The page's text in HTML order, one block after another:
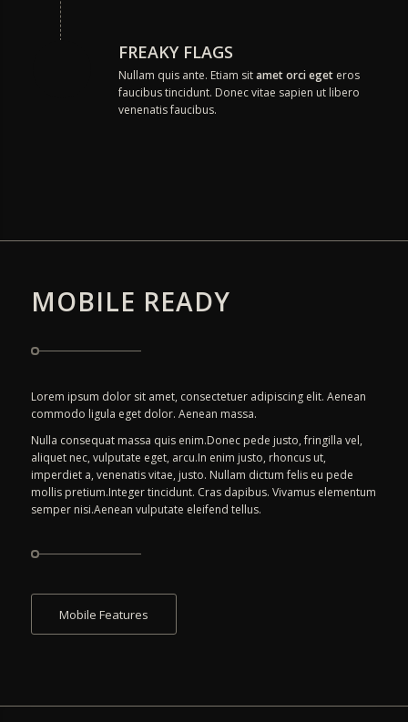
FREAKY FLAGS
Nullam quis ante. Etiam sitamet orci egeteros
faucibus tincidunt. Donec vitae sapien ut libero
venenatis faucibus.
MOBILE READY
Lorem ipsum dolor sit amet, consectetuer adipiscing elit. Aenean
commodo ligula eget dolor. Aenean massa.
Nulla consequat massa quis enim.Donec pede justo, fringilla vel,
aliquet nec, vulputate eget, arcu.In enim justo, rhoncus ut,
imperdiet a, venenatis vitae, justo. Nullam dictum felis eu pede
mollis pretium.Integer tincidunt. Cras dapibus. Vivamus elementum
semper nisi.Aenean vulputate eleifend tellus.
Mobile Features